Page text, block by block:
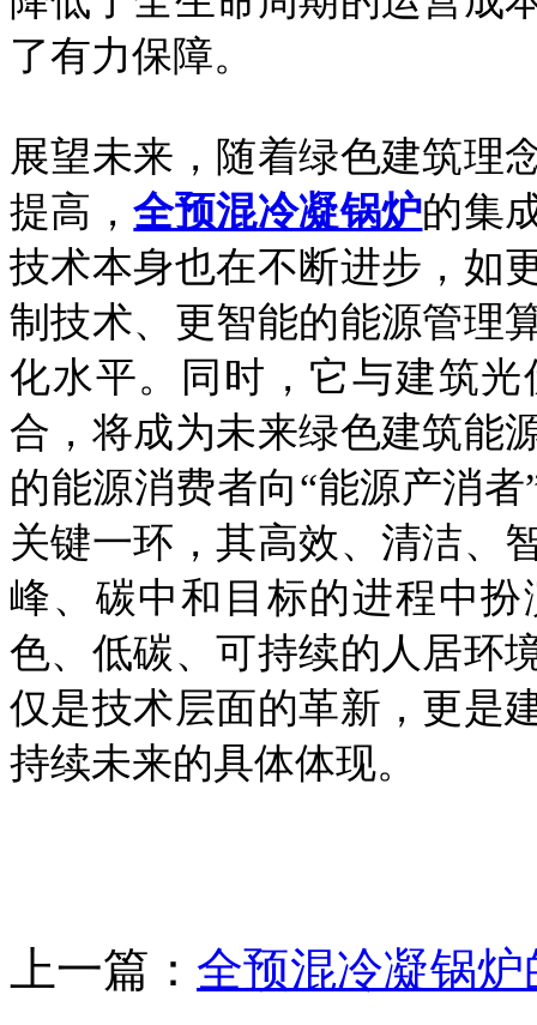
了有力保障。
展望未来，随着绿色建筑理
提高，全预混冷凝锅炉的集
技术本身也在不断进步，如
制技术、更智能的能源管理
化水平。同时，它与建筑
合，将成为未来绿色建筑能
的能源消费者向“能源产消者
关键一环，其高效、清洁、
峰、碳中和目标的进程中
色、低碳、可持续的人居环
仅是技术层面的革新，更是
持续未来的具体体现。
上一篇： 全预混冷凝锅